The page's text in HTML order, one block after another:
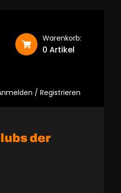
Warenkorb:
0 Artikel
/ Registrieren
der